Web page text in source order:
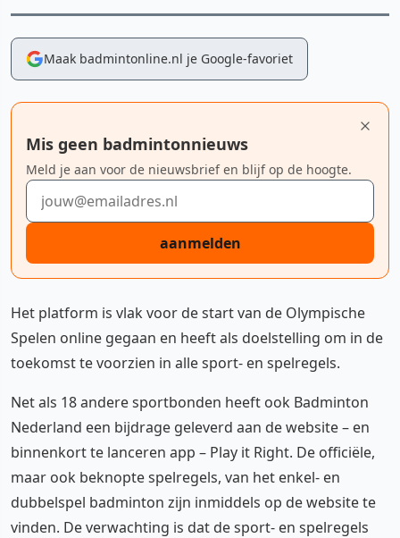
Maak badmintonline.nl je Google-favoriet
Mis geen badmintonnieuws
Meld je aan voor de nieuwsbrief en blijf op de hoogte.
E-mailadres
aanmelden
Het platform is vlak voor de start van de Olympische
Spelen online gegaan en heeft als doelstelling om in de
toekomst te voorzien in alle sport- en spelregels.
Net als 18 andere sportbonden heeft ook Badminton
Nederland een bijdrage geleverd aan de website – en
binnenkort te lanceren app – Play it Right. De officiële,
maar ook beknopte spelregels, van het enkel- en
dubbelspel badminton zijn inmiddels op de website te
vinden. De verwachting is dat de sport- en spelregels